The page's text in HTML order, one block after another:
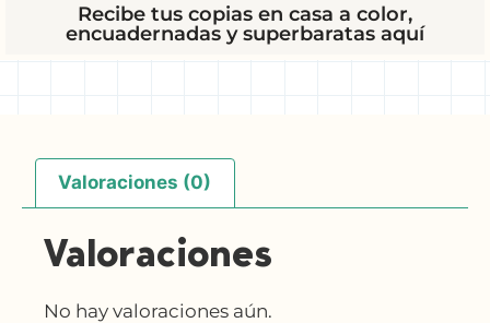
Recibe tus copias en casa a color,
encuadernadas y superbaratas aquí
Valoraciones (0)
Valoraciones
No hay valoraciones aún.